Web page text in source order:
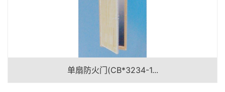
单扇防火门(CB*3234-1...